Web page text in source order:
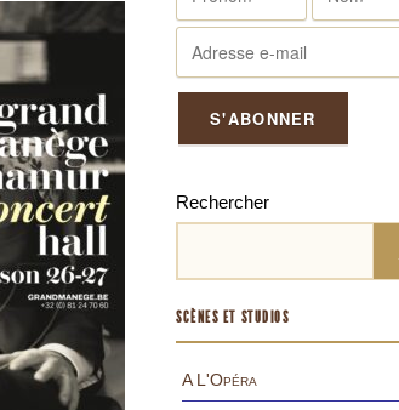
Rechercher
SCÈNES ET STUDIOS
A L'Opéra